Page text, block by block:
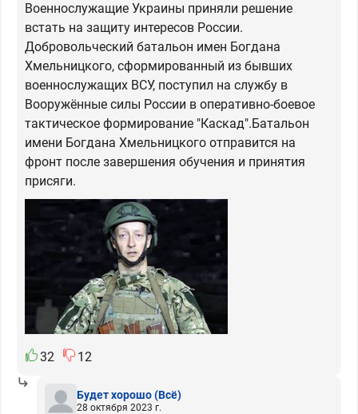
Военнослужащие Украины приняли решение
встать на защиту интересов России.
Добровольческий батальон имен Богдана
Хмельницкого, сформированный из бывших
военнослужащих ВСУ, поступил на службу в
Вооружённые силы России в оперативно-боевое
тактическое формирование "Каскад".Батальон
имени Богдана Хмельницкого отправится на
фронт после завершения обучения и принятия
присяги.
32 12
Будет хорошо(Всё)
28 октября 2023 г.